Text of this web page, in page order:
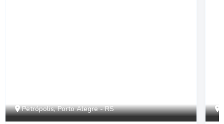
Petrópolis, Porto Alegre - RS